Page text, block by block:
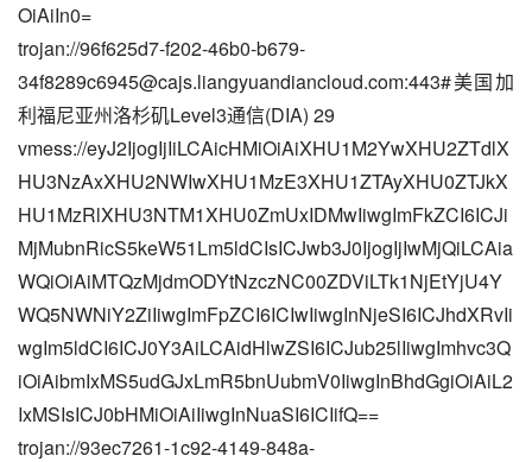
OiAiIn0=
trojan://96f625d7-f202-46b0-b679-
34f8289c6945@cajs.liangyuandiancloud.com:443#美国加
利福尼亚州洛杉矶Level3通信(DIA) 29
vmess://eyJ2IjogIjIiLCAicHMiOiAiXHU1M2YwXHU2ZTdlX
HU3NzAxXHU2NWIwXHU1MzE3XHU1ZTAyXHU0ZTJkX
HU1MzRlXHU3NTM1XHU0ZmUxIDMwIiwgImFkZCI6ICJi
MjMubnRicS5keW51Lm5ldCIsICJwb3J0IjogIjIwMjQiLCAia
WQiOiAiMTQzMjdmODYtNzczNC00ZDViLTk1NjEtYjU4Y
WQ5NWNiY2ZiIiwgImFpZCI6ICIwIiwgInNjeSI6ICJhdXRvIi
wgIm5ldCI6ICJ0Y3AiLCAidHlwZSI6ICJub25lIiwgImhvc3Q
iOiAibmIxMS5udGJxLmR5bnUubmV0IiwgInBhdGgiOiAiL2
IxMSIsICJ0bHMiOiAiIiwgInNuaSI6ICIifQ==
trojan://93ec7261-1c92-4149-848a-